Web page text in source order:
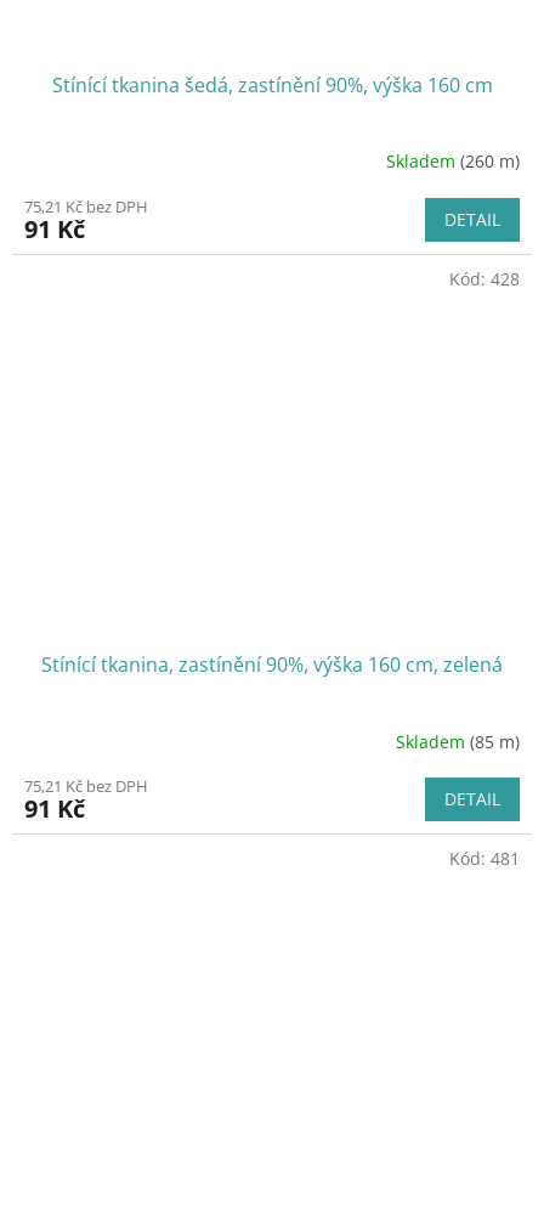
Stínící tkanina šedá, zastínění 90%, výška 160 cm
Skladem (260 m)
75,21 Kč bez DPH
91 Kč DETAIL
Stínící tkanina, zastínění 90%, výška 160 cm, zelená
Skladem (85 m)
75,21 Kč bez DPH
91 Kč DETAIL
Kód: 428
Kód: 481